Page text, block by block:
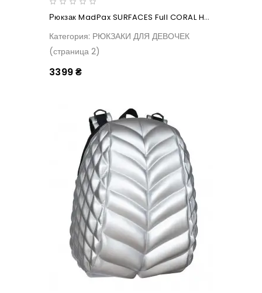
Рюкзак MadPax SURFACES Full CORAL HEARTS
Категория: РЮКЗАКИ ДЛЯ ДЕВОЧЕК
(страница 2)
3399 ₴